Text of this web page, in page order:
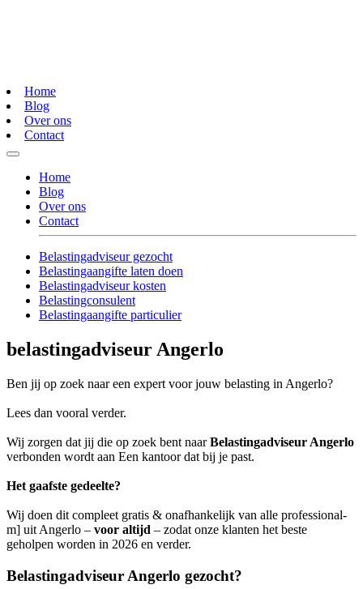
Home
Blog
Over ons
Contact
Home
Blog
Over ons
Contact
Belastingadviseur gezocht
Belastingaangifte laten doen
Belastingadviseur kosten
Belastingconsulent
Belastingaangifte particulier
belastingadviseur Angerlo
Ben jij op zoek naar een expert voor jouw belasting in Angerlo?
Lees dan vooral verder.
Wij zorgen dat jij die op zoek bent naarBelastingadviseur Angerlo
verbonden wordt aan Een kantoor dat bij je past.
Het gaafste gedeelte?
Wij doen dit compleet gratis & onafhankelijk van alle professional-
m] uit Angerlo – voor altijd – zodat onze klanten het beste
geholpen worden in 2026 en verder.
Belastingadviseur Angerlo gezocht?